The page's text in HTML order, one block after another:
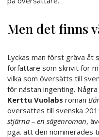
Men det finns
Lyckas man först gräva åt
författare som skrivit för
vilka som översätts till
för nästan ingenting.
Kerttu Vuolabs roman
översattes till svenska
stjärna – en sägenroman,
pga. att den nominerades